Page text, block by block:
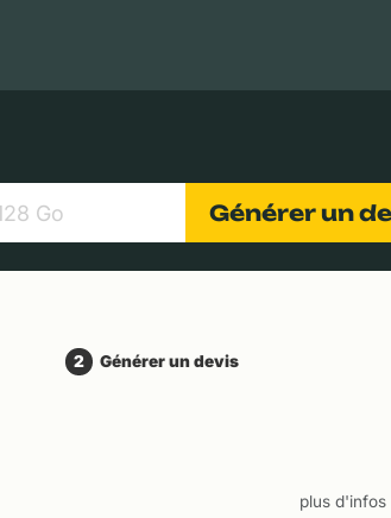
Générer un
2 Générer un devis
plus d'infos